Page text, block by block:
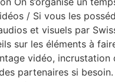
/ Si vous les
et visuels par
sur les éléments à
vidéo, incrustation
partenaires si